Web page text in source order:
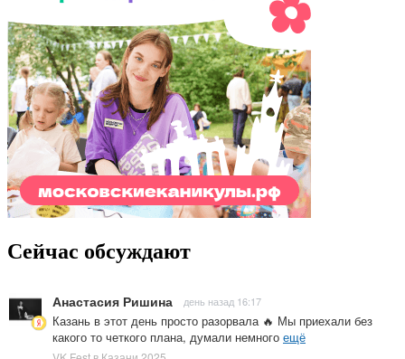
Сейчас обсуждают
Анастасия Ришина день назад 16:17
Казань в этот день просто разорвала 🔥 Мы приехали без
какого то четкого плана, думали немного ещё